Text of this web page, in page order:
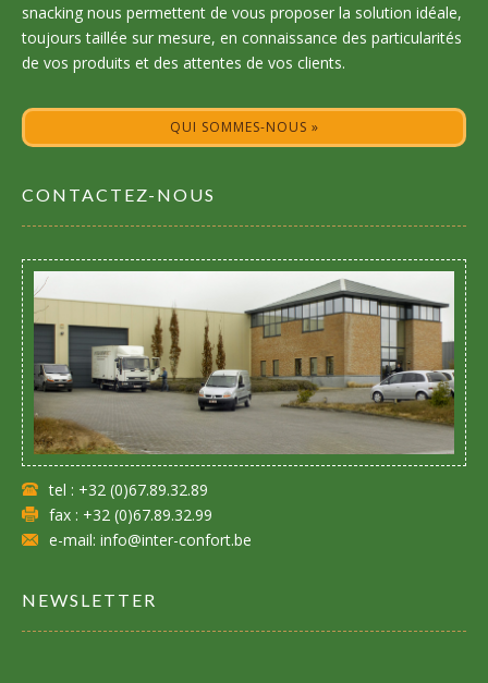
snacking nous permettent de vous proposer la solution idéale,
toujours taillée sur mesure, en connaissance des particularités
de vos produits et des attentes de vos clients.
QUI SOMMES-NOUS »
CONTACTEZ-NOUS
tel : +32 (0)67.89.32.89
fax : +32 (0)67.89.32.99
e-mail: info@inter-confort.be
NEWSLETTER